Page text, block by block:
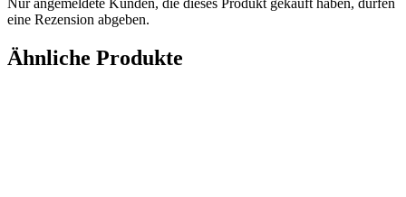
Nur angemeldete Kunden, die dieses Produkt gekauft haben, dürfen
eine Rezension abgeben.
Ähnliche Produkte